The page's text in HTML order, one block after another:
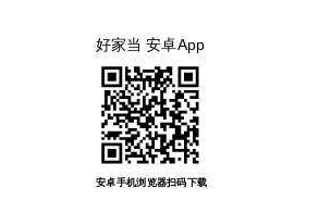
好家当 安卓App
安卓手机浏览器扫码下载